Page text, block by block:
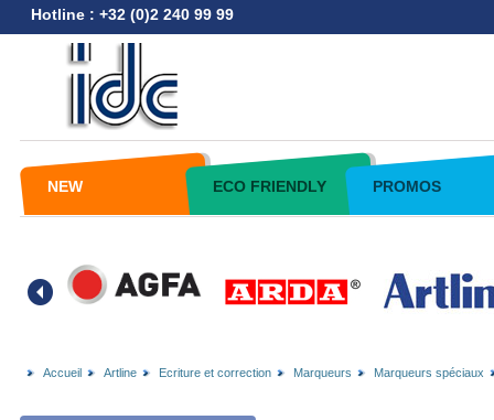
Hotline : +32 (0)2 240 99 99
NEW ECO FRIENDLY PROMOS
Accueil Artline Ecriture et correction Marqueurs Marqueurs spéciaux